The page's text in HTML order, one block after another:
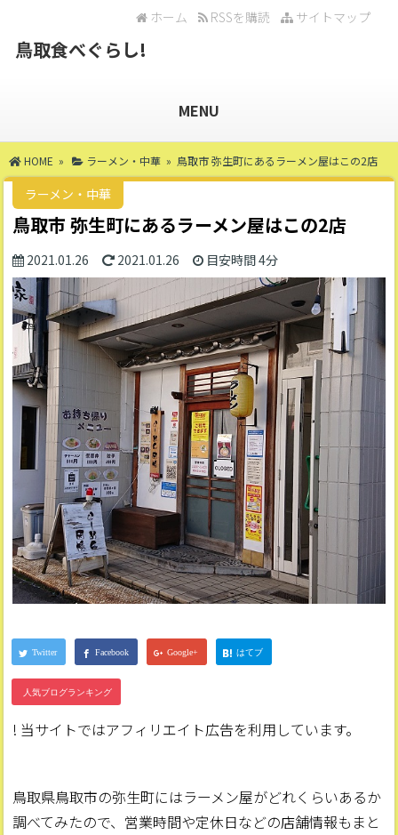
サイトマップ
RSSを購読
ホーム
鳥取食べぐらし!
MENU
HOME » ラーメン・中華 » 鳥取市 弥生町にあるラーメン屋はこの2店
ラーメン・中華
鳥取市 弥生町にあるラーメン屋はこの2店
2021.01.26 2021.01.26 目安時間4分
! 当サイトではアフィリエイト広告を利用しています。
鳥取県鳥取市の弥生町にはラーメン屋がどれくらいあるか
調べてみたので、営業時間や定休日などの店舗情報もまと